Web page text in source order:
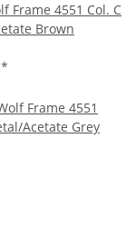
Frame 4551 Col. C
Brown
*